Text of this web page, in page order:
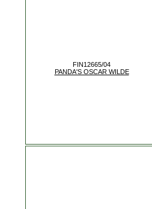
FIN12665/04
PANDA'S OSCAR WILDE